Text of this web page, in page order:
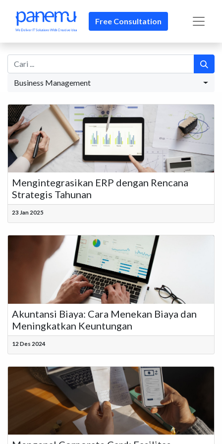
Free Consultation
Business Management
Mengintegrasikan ERP dengan Rencana
Strategis Tahunan
23 Jan 2025
Akuntansi Biaya: Cara Menekan Biaya dan
Meningkatkan Keuntungan
12 Des 2024